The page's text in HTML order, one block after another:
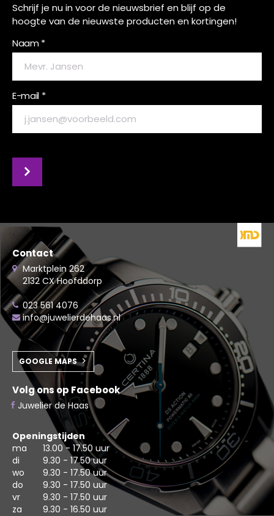
Schrijf je nu in voor de nieuwsbrief en blijf op de
hoogte van de nieuwste producten en kortingen!
Naam *
E-mail *
Contact
Marktplein 262
2132 CX Hoofddorp
023 561 4076
info@juwelierdehaas.nl
GOOGLE MAPS
Volg ons op Facebook
Juwelier de Haas
Openingstijden
ma
13.00 - 17.50 uur
di
9.30 - 17.50 uur
wo
9.30 - 17.50 uur
do
9.30 - 17.50 uur
vr
9.30 - 17.50 uur
za
9.30 - 16.50 uur